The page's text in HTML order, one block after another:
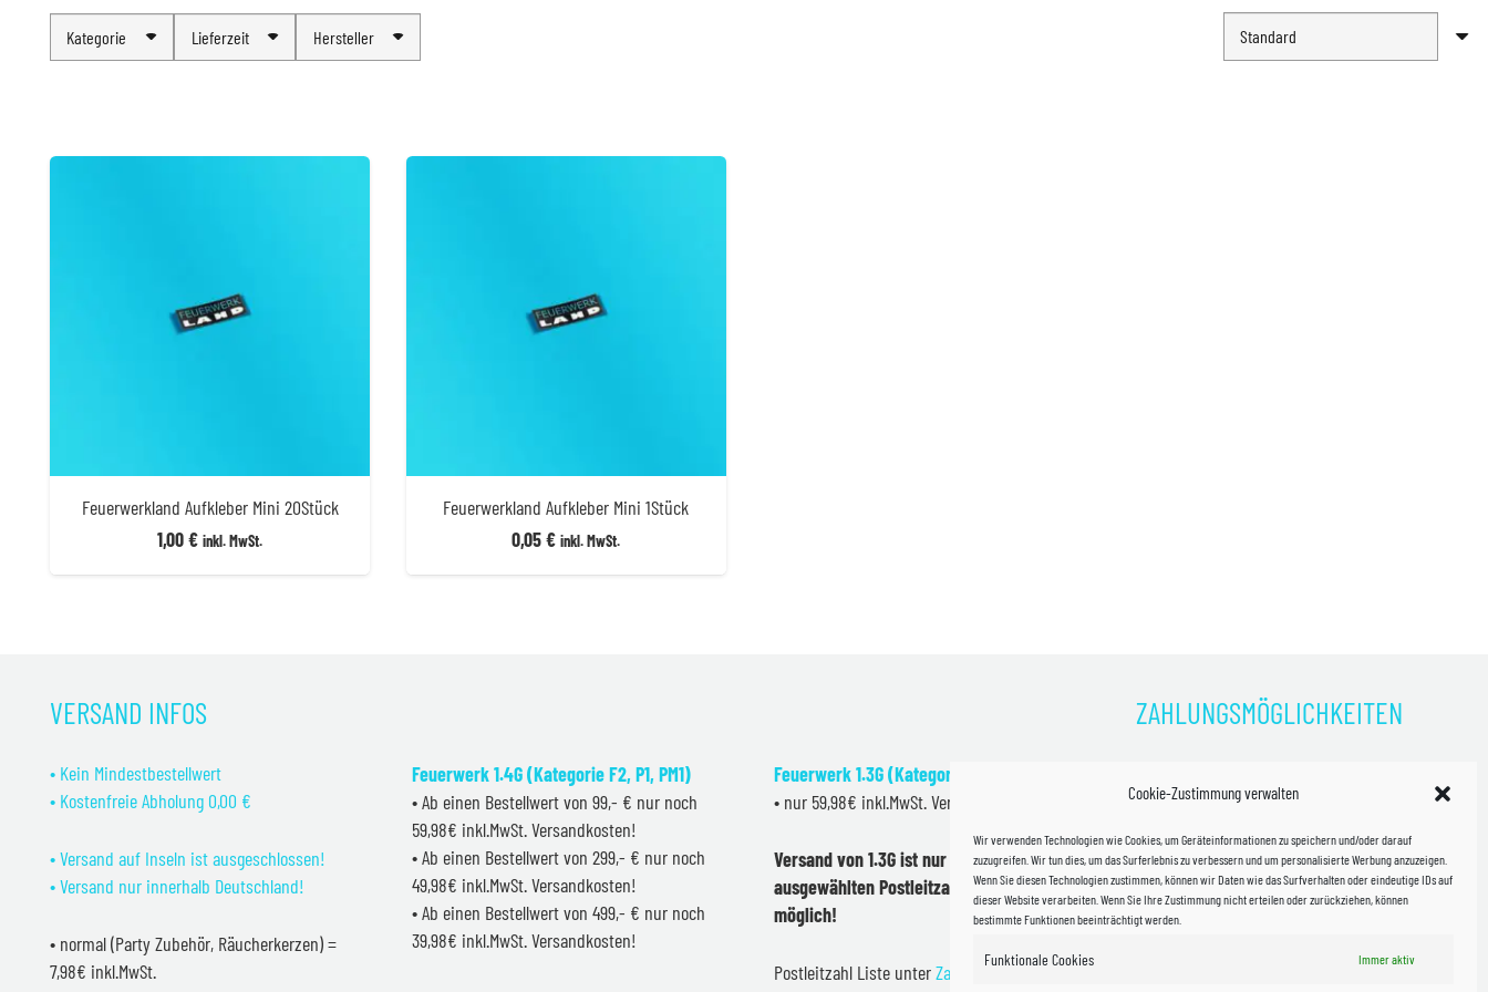
Cookie-Zustimmung verwalten
Wir verwenden Technologien wie Cookies, um Geräteinformationen zu speichern und/oder darauf
zuzugreifen. Wir tun dies, um das Surferlebnis zu verbessern und um personalisierte Werbung anzuzeigen.
Wenn Sie diesen Technologien zustimmen, können wir Daten wie das Surfverhalten oder eindeutige IDs auf
dieser Website verarbeiten. Wenn Sie Ihre Zustimmung nicht erteilen oder zurückziehen, können
bestimmte Funktionen beeinträchtigt werden.
Funktionale Cookies Immer aktiv
Kategorie Lieferzeit Hersteller
Feuerwerkland Aufkleber Mini 20Stück
1,00€ inkl. MwSt.
Feuerwerkland Aufkleber Mini 1Stück
0,05€ inkl. MwSt.
VERSAND INFOS
• Kein Mindestbestellwert
• Kostenfreie Abholung 0,00 €
• Versand auf Inseln ist ausgeschlossen!
• Versand nur innerhalb Deutschland!
• normal (Party Zubehör, Räucherkerzen) =
7,98€ inkl.MwSt.
Feuerwerk 1.4G (Kategorie F2, P1, PM1)
• Ab einen Bestellwert von 99,- € nur noch
59,98€ inkl.MwSt. Versandkosten!
• Ab einen Bestellwert von 299,- € nur noch
49,98€ inkl.MwSt. Versandkosten!
• Ab einen Bestellwert von 499,- € nur noch
39,98€ inkl.MwSt. Versandkosten!
Feuerwerk 1.3G (Kategorie F2)
• nur 59,98€ inkl.MwSt. Versandkosten!
Versand von 1.3G ist nur innerhalb
ausgewählten Postleitzahlen in Sachsen
möglich!
Postleitzahl Liste unterZahlung & Versand
ZAHLUNGSMÖGLICHKEITEN